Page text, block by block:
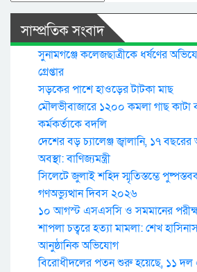
সাম্প্রতিক সংবাদ
সুনামগঞ্জে কলেজছাত্রীকে ধর্ষণের
গ্রেপ্তার
সড়কের পাশে হাওড়ের টাটকা মাছ
মৌলভীবাজারে ১২০০ কমলা গাছ কাটা
কর্মকর্তাকে বদলি
দেশের বড় চ্যালেঞ্জ জ্বালানি, ১৭
অবস্থা: বাণিজ্যমন্ত্রী
সিলেটে জুলাই শহিদ স্মৃতিস্তম্ভে
গণঅভ্যুত্থান দিবস ২০২৬
১০ আগস্ট এসএসসি ও সমমানের
শাপলা চত্বরে হত্যা মামলা: শেখ
আনুষ্ঠানিক অভিযোগ
বিরোধীদলের পতন শুরু হয়েছে, ১১ দল